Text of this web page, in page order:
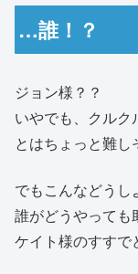
…誰！？
ジョン様？？
いやでも、クルク
とはちょっと難し
でもこんなどう
誰がどうやっても
ケイト様のすす